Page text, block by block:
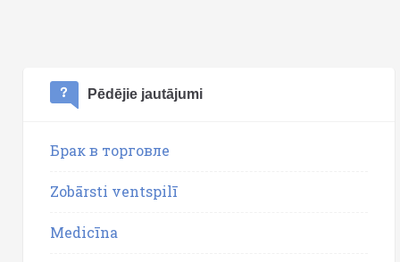
Pēdējie jautājumi
Брак в торговле
Zobārsti ventspilī
Medicīna